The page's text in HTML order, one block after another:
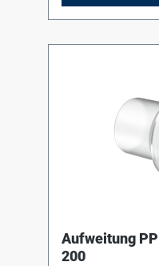
Aufweitung
200